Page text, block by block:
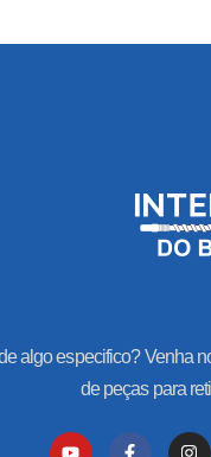
algo especifico? Venha
de peças para